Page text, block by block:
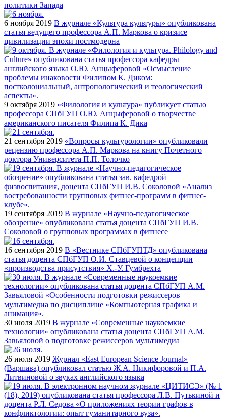
политики Запада
6 ноября 2019 В журнале «Культура культуры» опубликована
статья ведущего профессора А.П. Маркова о кризисе
цивилизации эпохи постмодерна
9 октября 2019 «Филология и культура» публикует статью
профессора СПбГУП О.Ю. Анцыферовой о творчестве
американского писателя Филипа К. Дика
21 сентября 2019 «Вопросы культурологии» опубликовали
рецензию профессора А.П. Маркова на книгу Почетного
доктора Университета П.П. Толочко
19 сентября 2019 В журнале «Научно-педагогическое
обозрение» опубликована статья доцента СПбГУП И.В.
Соколовой о групповых программах в фитнесе
16 сентября 2019 В «Вестнике СПбГУПТД» опубликована
статья доцента СПбГУП О.И. Ставцевой о концепции
«производства присутствия» Х.-У. Гумбрехта
30 июля 2019 В журнале «Современные наукоемкие
технологии» опубликована статья доцента СПбГУП А.М.
Завьяловой о подготовке режиссеров мультимедиа
26 июля 2019 Журнал «East European Science Journal»
(Варшава) опубликовал статью Ж.А. Никифоровой и П.А.
Литвиновой о звуках английского языка